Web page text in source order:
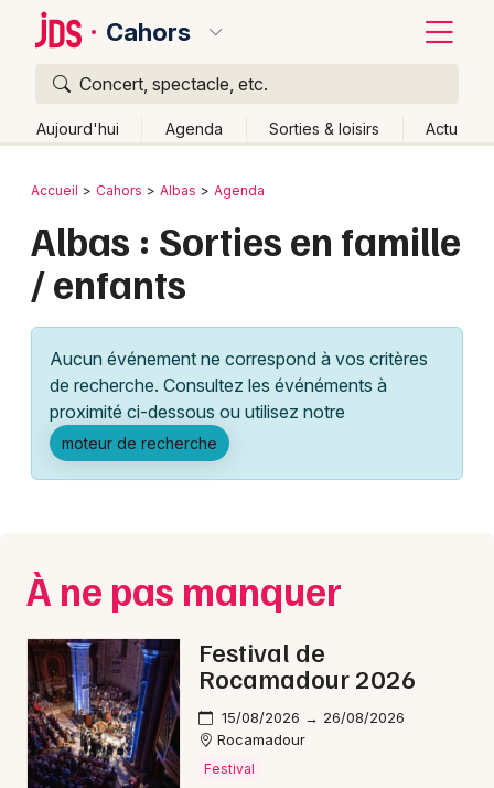
Cahors
Concert, spectacle, etc.
Aujourd'hui Agenda Sorties & loisirs Actu
Publier un événement
Grands événements
Activité & Expérience
Manifestations
Foires & salons
Concerts
Sports
Soirées
Sorties famille
Bordeaux
Colmar
Lille
Lyon
Marseille
Mulhouse
Nice
Paris
Strasbourg
Toulouse
Toutes les villes
Retour
Accueil Cahors Albas Agenda
Albas : Sorties en famille
/ enfants
Aucun événement ne correspond à vos critères
de recherche. Consultez les événéments à
proximité ci-dessous ou utilisez notre
moteur de recherche
À ne pas manquer
Festival de
Rocamadour 2026
15/08/2026 → 26/08/2026
Rocamadour
Festival
Quoi ?
Où ?
Près de moi
Changer de lieu
Quand ?
Aujourd'hui
Demain Ce week-end Autre